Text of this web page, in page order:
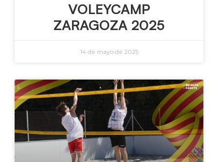
VOLEYCAMP
ZARAGOZA 2025
14 de mayo de 2025